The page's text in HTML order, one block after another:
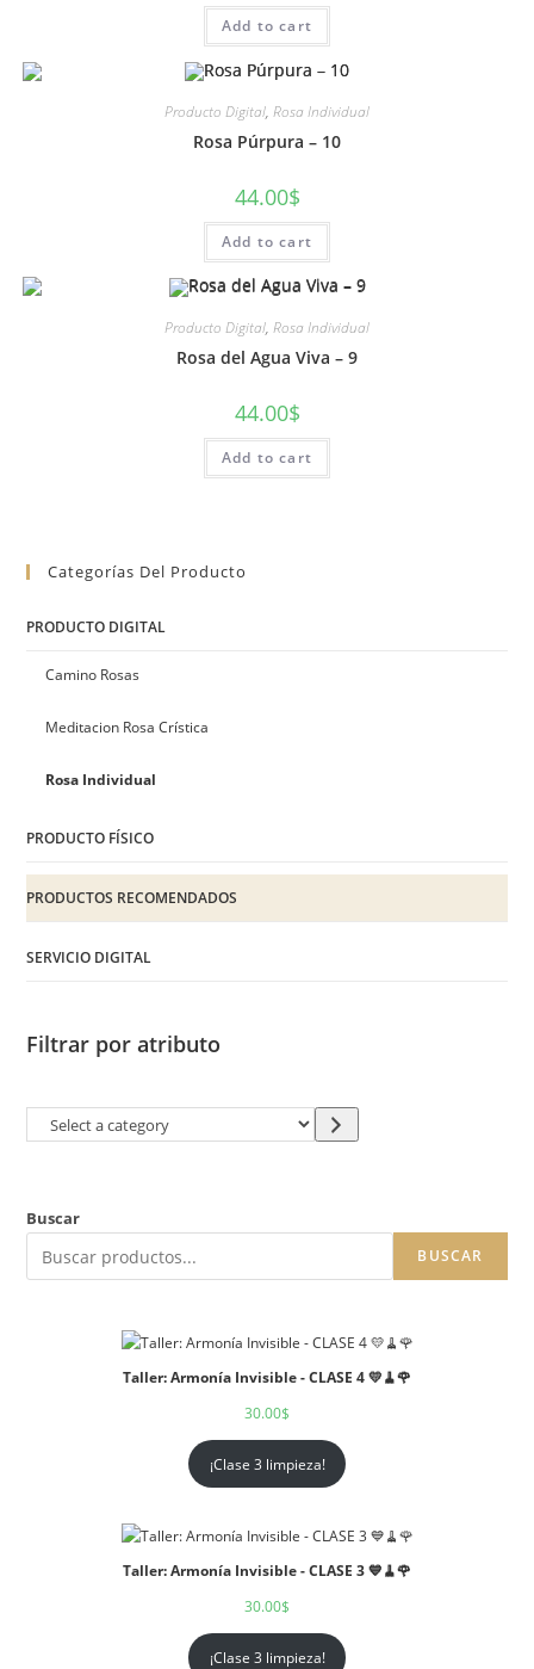
Add to cart
Producto Digital, Rosa Individual
Rosa Púrpura – 10
44.00$
Add to cart
Producto Digital, Rosa Individual
Rosa del Agua Viva – 9
44.00$
Add to cart
Categorías Del Producto
PRODUCTO DIGITAL
Camino Rosas
Meditacion Rosa Crística
Rosa Individual
PRODUCTO FÍSICO
PRODUCTOS RECOMENDADOS
SERVICIO DIGITAL
Filtrar por atributo
Buscar
BUSCAR
Taller: Armonía Invisible - CLASE 4 💛🧹🌹
30.00$
¡Clase 3 limpieza!
Taller: Armonía Invisible - CLASE 3 💙🧹🌹
30.00$
¡Clase 3 limpieza!